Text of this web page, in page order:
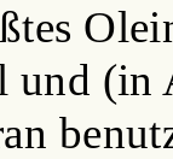
und (in